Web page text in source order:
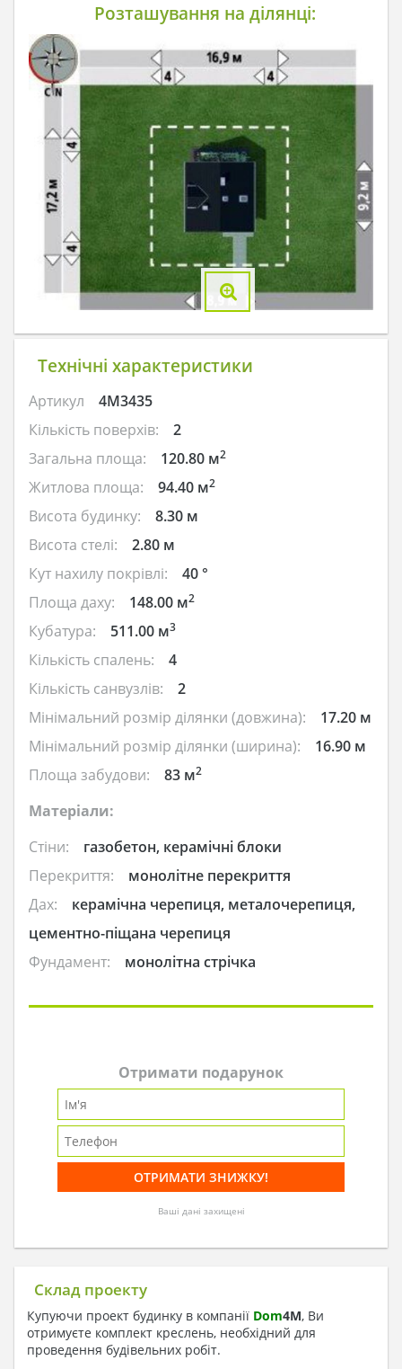
Розташування на ділянці:
Технічні характеристики
Артикул
4M3435
Кількість поверхів:
2
Загальна площа:
120.80 м2
Житлова площа: 94.40 м2
Висота будинку:
8.30 м
Висота стелі:
2.80 м
Кут нахилу покрівлі:
40 °
Площа даху:
148.00 м2
Кубатура: 511.00 м3
Кількість спалень:
4
Кількість санвузлів:
2
Мінімальний розмір ділянки (довжина):
17.20 м
Мінімальний розмір ділянки (ширина):
16.90 м
Площа забудови:
83 м2
Матеріали:
Стіни:
газобетон, керамічні блоки
Перекриття:
монолітне перекриття
Дах:
керамічна черепиця, металочерепиця,
цементно-піщана черепиця
Фундамент:
монолітна стрічка
Отримати подарунок
Ваші дані захищені
Склад проекту
Купуючи проект будинку в компанії Dom4M, Ви
отримуєте комплект креслень, необхідний для
проведення будівельних робіт.